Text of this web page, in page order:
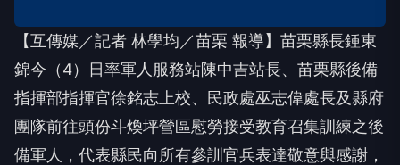
【互傳媒／記者 林學均／苗栗 報導】苗栗縣長鍾東
錦今（4）日率軍人服務站陳中吉站長、苗栗縣後備
指揮部指揮官徐銘志上校、民政處巫志偉處長及縣府
團隊前往頭份斗煥坪營區慰勞接受教育召集訓練之後
備軍人，代表縣民向所有參訓官兵表達敬意與感謝，